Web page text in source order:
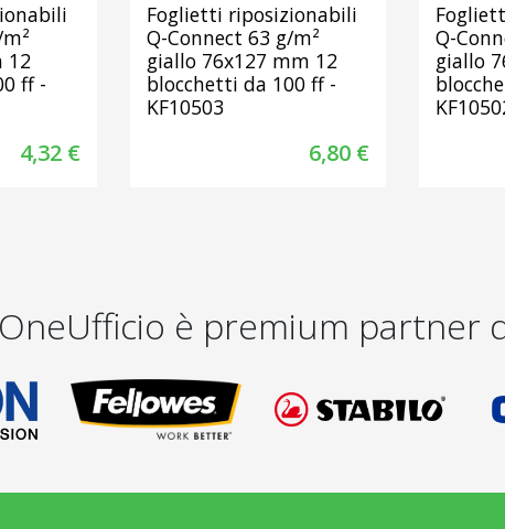
12
ff -
4,32 €
Foglietti riposizionabili
Q-Connect 63 g/m²
giallo 76x127 mm 12
blocchetti da 100 ff -
KF10503
6,80 €
Q-
giallo
OneUfficio è premium partner